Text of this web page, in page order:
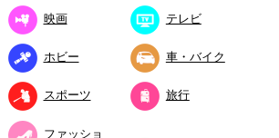
映画 テレビ
ホビー 車・バイク
スポーツ 旅行
ファッショ